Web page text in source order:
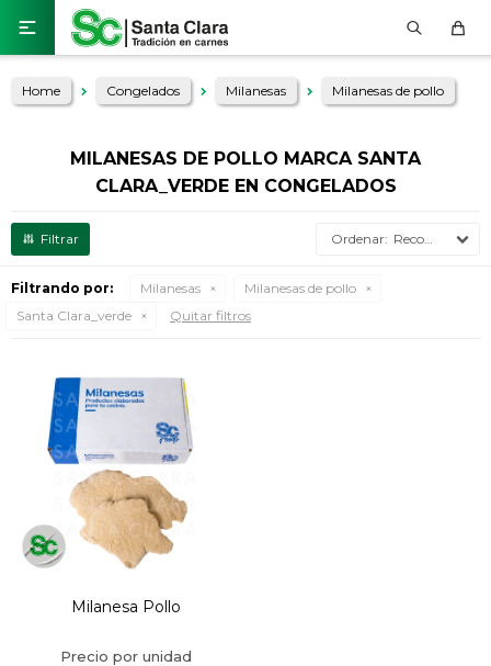

Home Congelados Milanesas Milanesas de pollo
MILANESAS DE POLLO MARCA SANTA
CLARA_VERDE EN CONGELADOS
Recomendados
Filtrando por: Milanesas
Milanesas de pollo
Santa Clara_verde
Quitar filtros
Milanesa Pollo